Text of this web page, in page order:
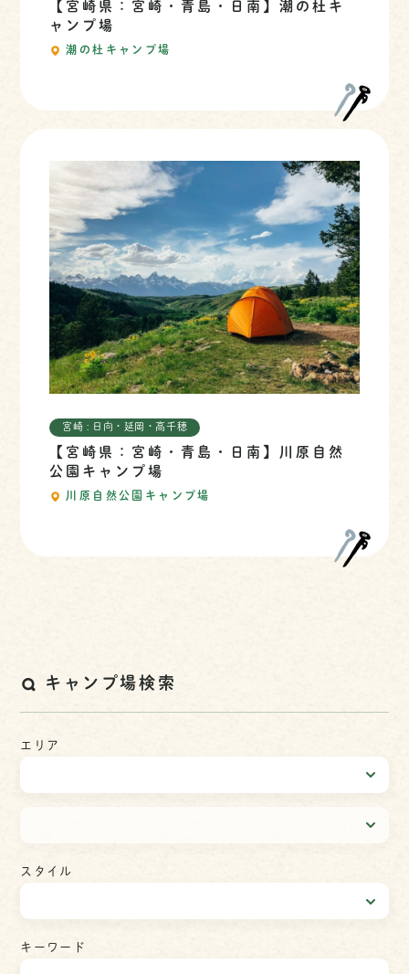
【宮崎県：宮崎・青島・日南】潮の杜キ
ャンプ場
潮の杜キャンプ場
宮崎 : 日向・延岡・高千穂
【宮崎県：宮崎・青島・日南】川原自然
公園キャンプ場
川原自然公園キャンプ場
キャンプ場検索
エリア
スタイル
キーワード